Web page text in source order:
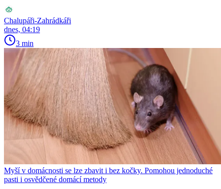
Chalupáři-Zahrádkáři
dnes, 04:19
3 min
Myší v domácnosti se lze zbavit i bez kočky. Pomohou jednoduché
pasti i osvědčené domácí metody